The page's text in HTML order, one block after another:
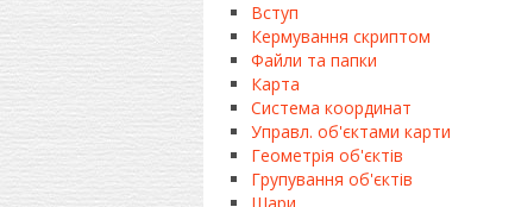
Вступ
Кермування скриптом
Файли та папки
Карта
Система координат
Управл. об'єктами карти
Геометрія об'єктів
Групування об'єктів